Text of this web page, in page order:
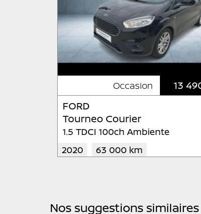
Occasion
13
FORD
Tourneo Courier
1.5 TDCI 100ch Ambiente
2020
63 000 km
Nos suggestions